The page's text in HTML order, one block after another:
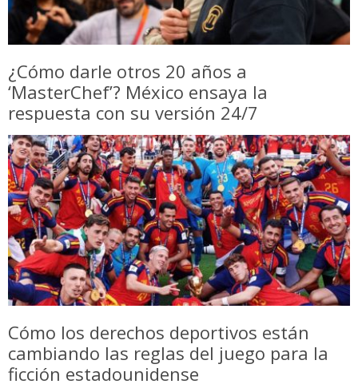
¿Cómo darle otros 20 años a
‘MasterChef’? México ensaya la
respuesta con su versión 24/7
Cómo los derechos deportivos están
cambiando las reglas del juego para la
ficción estadounidense